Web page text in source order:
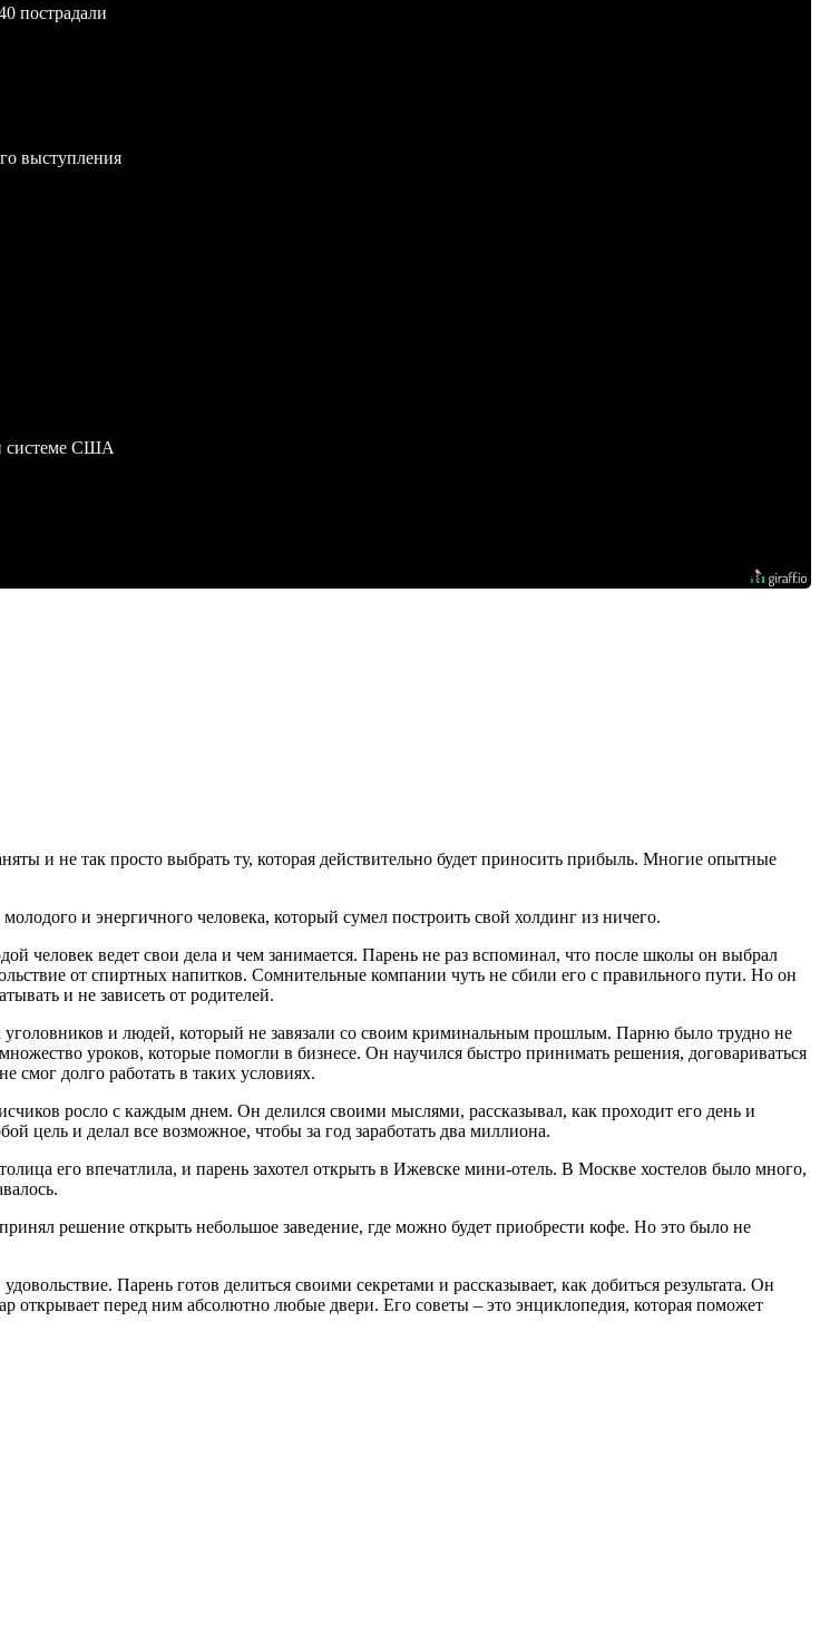
пострадали
выступления
системе США
и не так просто выбрать ту, которая действительно будет приносить прибыль. Многие опытные
и энергичного человека, который сумел построить свой холдинг из ничего.
человек ведет свои дела и чем занимается. Парень не раз вспоминал, что после школы он выбрал
от спиртных напитков. Сомнительные компании чуть не сбили его с правильного пути. Но он
и не зависеть от родителей.
и людей, который не завязали со своим криминальным прошлым. Парню было трудно не
уроков, которые помогли в бизнесе. Он научился быстро принимать решения, договариваться
смог долго работать в таких условиях.
росло с каждым днем. Он делился своими мыслями, рассказывал, как проходит его день и
цель и делал все возможное, чтобы за год заработать два миллиона.
его впечатлила, и парень захотел открыть в Ижевске мини-отель. В Москве хостелов было много,
решение открыть небольшое заведение, где можно будет приобрести кофе. Но это было не
Парень готов делиться своими секретами и рассказывает, как добиться результата. Он
открывает перед ним абсолютно любые двери. Его советы – это энциклопедия, которая поможет